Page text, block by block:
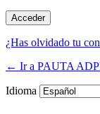
¿Has olvidado tu
← Ir a PAUTA
Idioma